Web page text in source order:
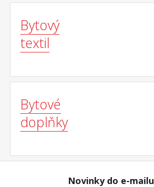
Bytový
textil
Bytové
doplňky
Novinky do e-mailu